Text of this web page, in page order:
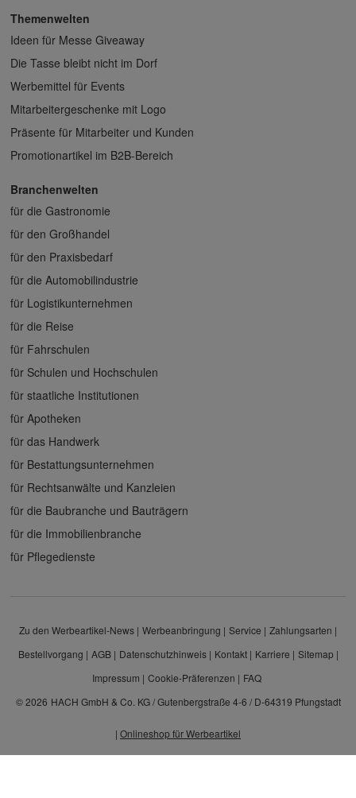
Themenwelten
Ideen für Messe Giveaway
Die Tasse bleibt nicht im Dorf
Werbemittel für Events
Mitarbeitergeschenke mit Logo
Präsente für Mitarbeiter und Kunden
Promotionartikel im B2B-Bereich
Branchenwelten
für die Gastronomie
für den Großhandel
für den Praxisbedarf
für die Automobilindustrie
für Logistikunternehmen
für die Reise
für Fahrschulen
für Schulen und Hochschulen
für staatliche Institutionen
für Apotheken
für das Handwerk
für Bestattungsunternehmen
für Rechtsanwälte und Kanzleien
für die Baubranche und Bauträgern
für die Immobilienbranche
für Pflegedienste
Zu den Werbeartikel-News Werbeanbringung Service
Zahlungsarten
Bestellvorgang
AGB Datenschutzhinweis Kontakt Karriere
Sitemap
Impressum
Cookie-Präferenzen
FAQ
© 2026 HACH GmbH & Co. KG / Gutenbergstraße 4-6 / D-64319 Pfungstadt
| Onlineshop für Werbeartikel